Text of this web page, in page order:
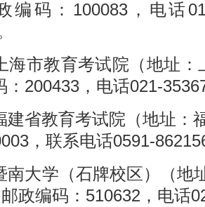
编码：100083，电话
海市教育考试院（地址：
：200433，电话021-
建省教育考试院（地址：
，联系电话0591-
南大学（石牌校区）（地
政编码：510632，电话